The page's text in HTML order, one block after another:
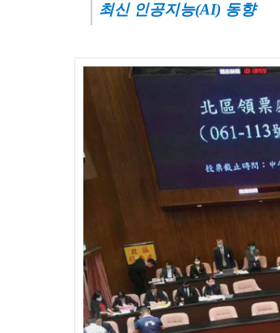
최신 인공지능(AI) 동향